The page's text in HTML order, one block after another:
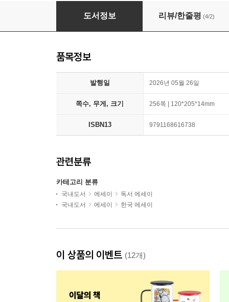
살짜쿵 낭독
도서정보 리뷰/한줄평 (4/2)
품목정보
발행일 2026년 05월 26일
쪽수, 무게, 크기 256쪽 | 120*205*14mm
ISBN13 9791168616738
관련분류
카테고리 분류
국내도서 에세이
독서 에세이
국내도서
에세이 한국 에세이
이 상품의 이벤트 (12개)